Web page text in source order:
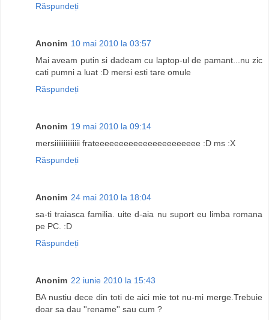
Răspundeți
Anonim 10 mai 2010 la 03:57
Mai aveam putin si dadeam cu laptop-ul de pamant...nu zic
cati pumni a luat :D mersi esti tare omule
Răspundeți
Anonim 19 mai 2010 la 09:14
mersiiiiiiiiiiiiii frateeeeeeeeeeeeeeeeeeeeee :D ms :X
Răspundeți
Anonim 24 mai 2010 la 18:04
sa-ti traiasca familia. uite d-aia nu suport eu limba romana
pe PC. :D
Răspundeți
Anonim 22 iunie 2010 la 15:43
BA nustiu dece din toti de aici mie tot nu-mi merge.Trebuie
doar sa dau ''rename'' sau cum ?